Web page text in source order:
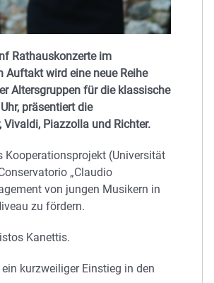
Rathauskonzerte im
Auftakt wird eine neue Reihe
Altersgruppen für die klassische
präsentiert die
Vivaldi, Piazzolla und Richter.
Kooperationsprojekt (Universität
„Claudio
von jungen Musikern in
zu fördern.
Kanettis.
kurzweiliger Einstieg in den